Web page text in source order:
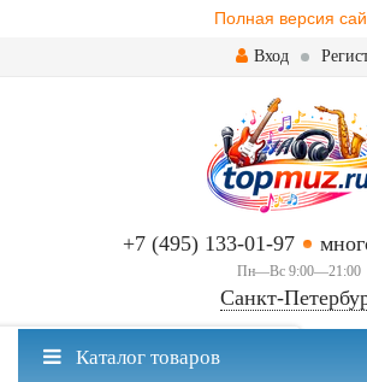
Полная версия
Вход
+7 (495) 133-01-97
Пн—Вс 9:00—21:00
Санкт-
Санкт-Петербург ваш город?
Каталог товаров